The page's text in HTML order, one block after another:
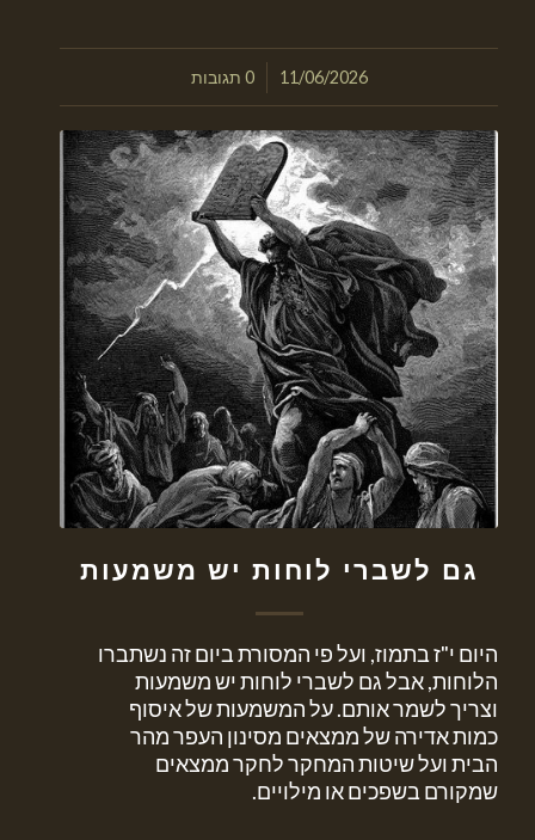
11/06/2026
/ 0 תגובות
גם לשברי לוחות יש משמעות
היום י"ז בתמוז, ועל פי המסורת ביום זה נשתברו
הלוחות, אבל גם לשברי לוחות יש משמעות
וצריך לשמר אותם. על המשמעות של איסוף
כמות אדירה של ממצאים מסינון העפר מהר
הבית ועל שיטות המחקר לחקר ממצאים
שמקורם בשפכים או מילויים.